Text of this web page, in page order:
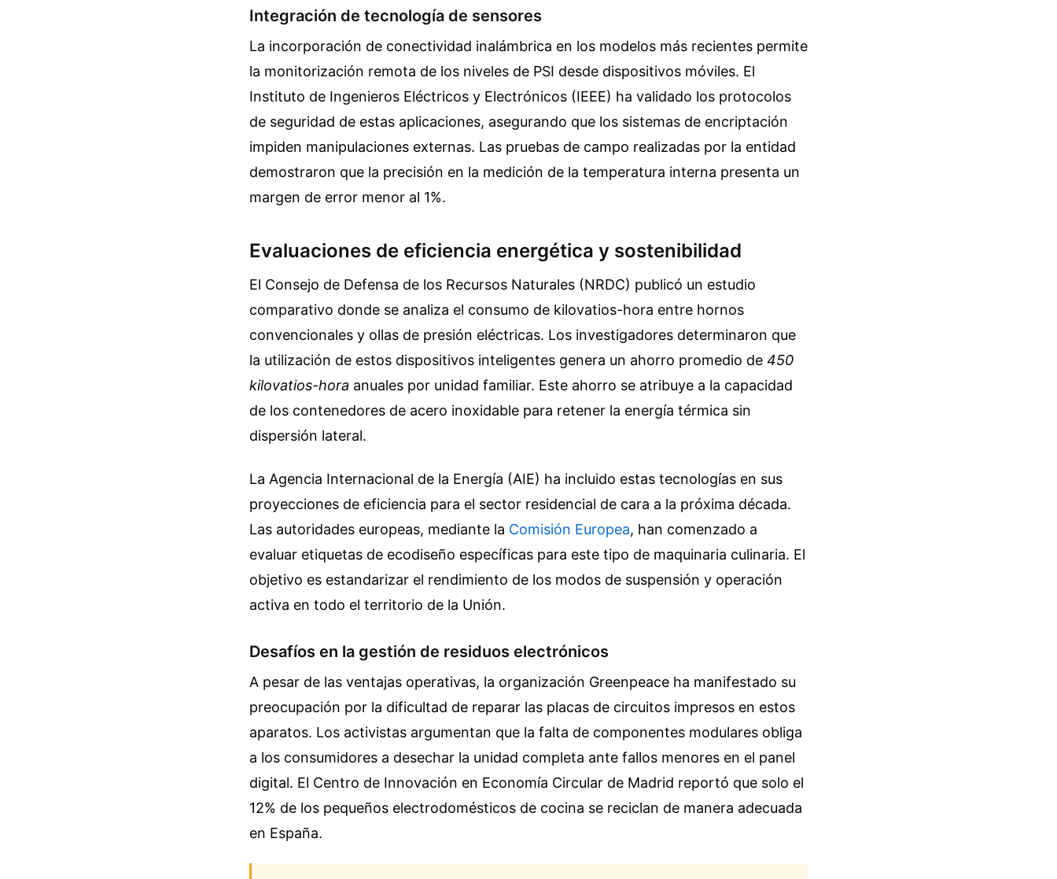
Integración de tecnología de sensores
La incorporación de conectividad inalámbrica en los modelos más recientes permite
la monitorización remota de los niveles de PSI desde dispositivos móviles. El
Instituto de Ingenieros Eléctricos y Electrónicos (IEEE) ha validado los protocolos
de seguridad de estas aplicaciones, asegurando que los sistemas de encriptación
impiden manipulaciones externas. Las pruebas de campo realizadas por la entidad
demostraron que la precisión en la medición de la temperatura interna presenta un
margen de error menor al 1%.
Evaluaciones de eficiencia energética y sostenibilidad
El Consejo de Defensa de los Recursos Naturales (NRDC) publicó un estudio
comparativo donde se analiza el consumo de kilovatios-hora entre hornos
convencionales y ollas de presión eléctricas. Los investigadores determinaron que
la utilización de estos dispositivos inteligentes genera un ahorro promedio de 450
kilovatios-hora anuales por unidad familiar. Este ahorro se atribuye a la capacidad
de los contenedores de acero inoxidable para retener la energía térmica sin
dispersión lateral.
La Agencia Internacional de la Energía (AIE) ha incluido estas tecnologías en sus
proyecciones de eficiencia para el sector residencial de cara a la próxima década.
Las autoridades europeas, mediante la Comisión Europea, han comenzado a
evaluar etiquetas de ecodiseño específicas para este tipo de maquinaria culinaria. El
objetivo es estandarizar el rendimiento de los modos de suspensión y operación
activa en todo el territorio de la Unión.
Desafíos en la gestión de residuos electrónicos
A pesar de las ventajas operativas, la organización Greenpeace ha manifestado su
preocupación por la dificultad de reparar las placas de circuitos impresos en estos
aparatos. Los activistas argumentan que la falta de componentes modulares obliga
a los consumidores a desechar la unidad completa ante fallos menores en el panel
digital. El Centro de Innovación en Economía Circular de Madrid reportó que solo el
12% de los pequeños electrodomésticos de cocina se reciclan de manera adecuada
en España.